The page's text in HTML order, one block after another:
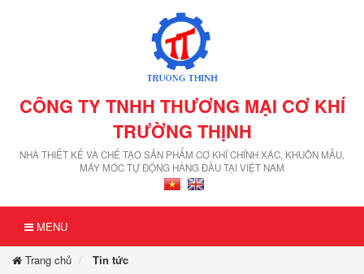
CÔNG TY TNHH THƯƠNG MẠI CƠ KHÍ
TRƯỜNG THỊNH
NHÀ THIẾT KẾ VÀ CHẾ TẠO SẢN PHẨM CƠ KHÍ CHÍNH XÁC, KHUÔN MẪU,
MÁY MÓC TỰ ĐỘNG HÀNG ĐẦU TẠI VIỆT NAM
MENU
Trang chủ Tin tức